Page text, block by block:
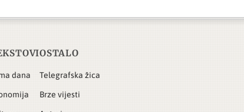
dana
OSTALO
Telegrafska žica
Brze vijesti